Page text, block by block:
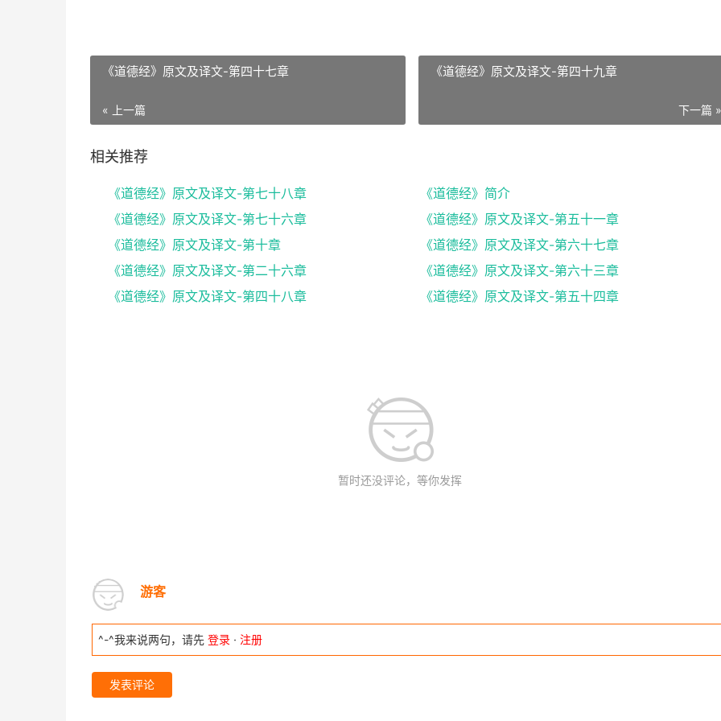
《道德经》原文及译文-第四十七章
« 上一篇
《道德经》原文及译文-第四十九章
下一篇 »
相关推荐
《道德经》原文及译文-第七十八章
《道德经》简介
《道德经》原文及译文-第七十六章
《道德经》原文及译文-第五十一章
《道德经》原文及译文-第十章
《道德经》原文及译文-第六十七章
《道德经》原文及译文-第二十六章
《道德经》原文及译文-第六十三章
《道德经》原文及译文-第四十八章
《道德经》原文及译文-第五十四章
暂时还没评论，等你发挥
游客
^-^我来说两句，请先 登录 · 注册
发表评论